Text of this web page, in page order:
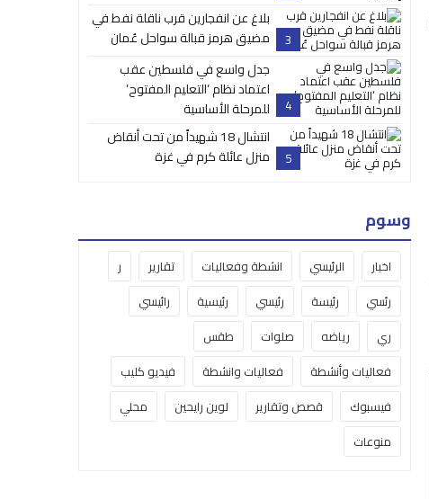
3
بلاغ عن انفجارين قرب ناقلة نفط في
مضيق هرمز قبالة سواحل عُمان
4
جدل واسع في فلسطين عقب
اعتماد نظام ‘التعليم المفتوح’
للمرحلة الأساسية
5
انتشال 18 شهيداً من تحت أنقاض
منزل عائلة كرم في غزة
وسوم
اخبار الرئيسي انشطة وفعاليات تقارير
ر
رئسي
رئيسة رئيسي رئيسية
رائيسي
ري
رياضه صلوات
طقس
فعاليات وأنشطة
فعاليات وانشطة
فيديو كليب
فيسبوك
قصص وتقارير لوين رايحين
محلي
منوعات